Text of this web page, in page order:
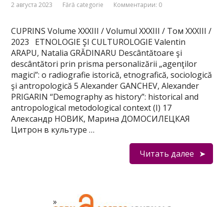
2 августа 2023 Fără categorie Комментарии: 0
CUPRINS Volume XXXIII / Volumul XXXIII / Том XXXIII /
2023 ETNOLOGIE ŞI CULTUROLOGIE Valentin
ARAPU, Natalia GRĂDINARU Descântătoare şi
descântători prin prisma personalizării „agenţilor
magici”: o radiografie istorică, etnografică, sociologică
şi antropologică 5 Alexander GANCHEV, Alexander
PRIGARIN “Demography as history”: historical and
antropological metodological context (I) 17
Александр НОВИК, Марина ДОМОСИЛЕЦКАЯ
Цитрон в культуре …
Читать далее